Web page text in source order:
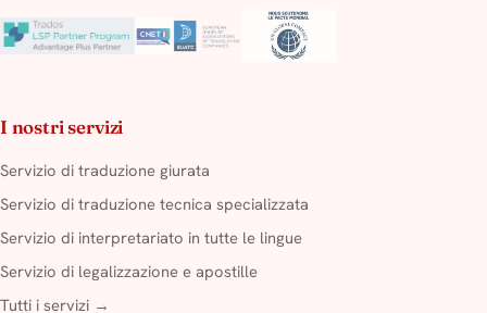
I nostri servizi
Servizio di traduzione giurata
Servizio di traduzione tecnica specializzata
Servizio di interpretariato in tutte le lingue
Servizio di legalizzazione e apostille
Tutti i servizi →